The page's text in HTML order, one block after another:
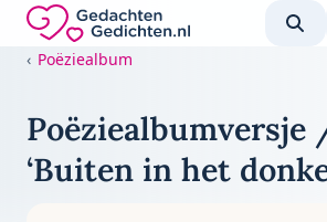
Direct naar de inhoud
Gedachten-Gedichten.nl — naar de
Poëziealbum
‘Buiten in het